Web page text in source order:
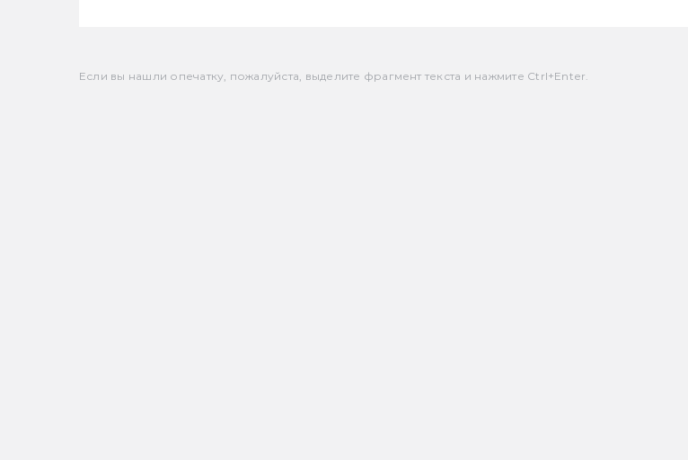
Если вы нашли опечатку, пожалуйста, выделите фрагмент текста и нажмите Ctrl+Enter.